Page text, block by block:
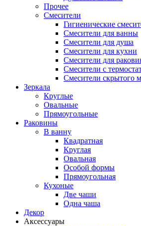
Прочее
Смесители
Гигиенические
Смесители для ванны
Смесители для душа
Смесители для кухни
Смесители для
Смесители с
Смесители скрытого
Зеркала
Круглые
Овальные
Прямоугольные
Раковины
В ванну
Квадратная
Круглая
Овальная
Особой формы
Прямоугольная
Кухоные
Две чаши
Одна чаша
Декор
Аксессуары